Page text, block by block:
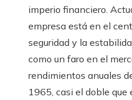
imperio financiero.
empresa está en el
seguridad y la
como un faro en el
rendimientos anuales
1965, casi el doble que